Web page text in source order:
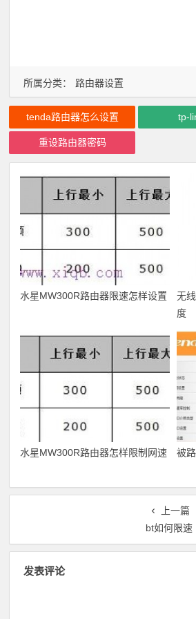
所属分类： 路由器设置
tenda路由器怎么设置 tp-
重设路由器密码
水星MW300R路由器限速怎样设置
无
度
水星MW300R路由器怎样限制网速 被
上一篇
bt如何限速
发表评论